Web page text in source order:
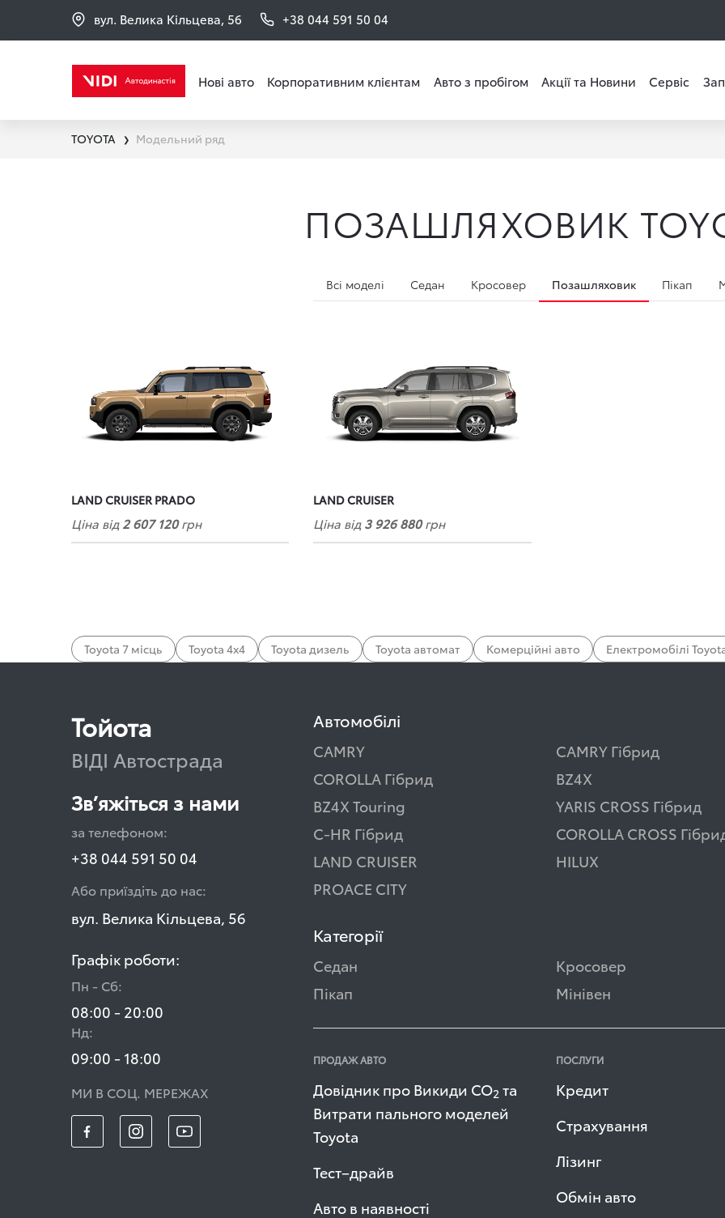
вул. Велика Кільцева, 56 +38 044 591 50 04
Нові авто Корпоративним клієнтам Авто з пробігом Акції та Новини Сервіс
TOYOTA ❯ Модельний ряд
ПОЗАШЛЯХОВИК
Всі моделі Седан Кросовер Позашляховик Пікап
LAND CRUISER PRADO
Ціна від2 607 120грн
LAND CRUISER
Ціна від3 926 880грн
Toyota 7 місць Toyota 4х4 Toyota дизель Toyota автомат Комерційні авто Електромобілі
Тойота
ВІДІ Автострада
Зв’яжіться з нами
за телефоном:
+38 044 591 50 04
Або приїздіть до нас:
вул. Велика Кільцева, 56
Графік роботи:
Пн - Сб:
08:00 - 20:00
Нд:
09:00 - 18:00
МИ В СОЦ. МЕРЕЖАХ
Автомобілі
CAMRY
CAMRY Гібрид
COROLLA Гібрид
BZ4X
BZ4X Touring
YARIS CROSS Гібрид
C-HR Гібрид
COROLLA CROSS
LAND CRUISER
HILUX
PROACE CITY
Категорії
Седан
Кросовер
Пікап
Мінівен
ПРОДАЖ АВТО
Довідник про Викиди СО2 та
Витрати пального моделей
Toyota
Тест–драйв
Авто в наявності
ПОСЛУГИ
Кредит
Страхування
Лізинг
Обмін авто